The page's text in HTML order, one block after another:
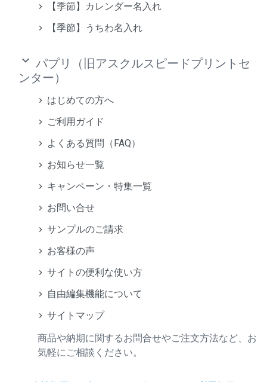
【季節】カレンダー名入れ
【季節】うちわ名入れ
keyboard_arrow_down パプリ（旧アスクルスピードプリントセ
ンター）
はじめての方へ
ご利用ガイド
よくある質問（FAQ）
お知らせ一覧
キャンペーン・特集一覧
お問い合せ
サンプルのご請求
お客様の声
サイトの便利な使い方
自由編集機能について
サイトマップ
商品や納期に関するお問合せやご注文方法など、お
気軽にご相談ください。